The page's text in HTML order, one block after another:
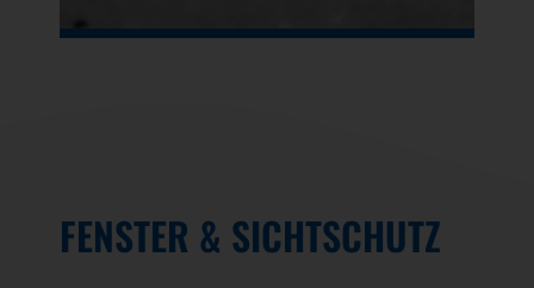
FENSTER & SICHTSCHUTZ